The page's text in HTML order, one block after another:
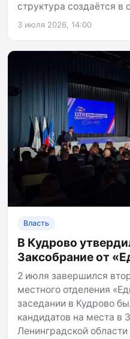
структура создаётся в
3 июля 2026, 14:00
Власть
В Кудрово
Заксобрание от
2 июля завершился
местного отделения
заседании в Кудрово
кандидатов на места в
Ленинградской области